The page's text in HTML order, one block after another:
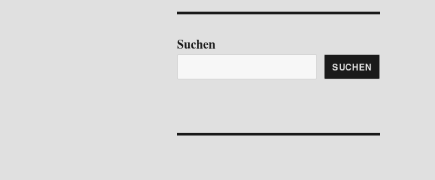
Suchen
SUCHEN